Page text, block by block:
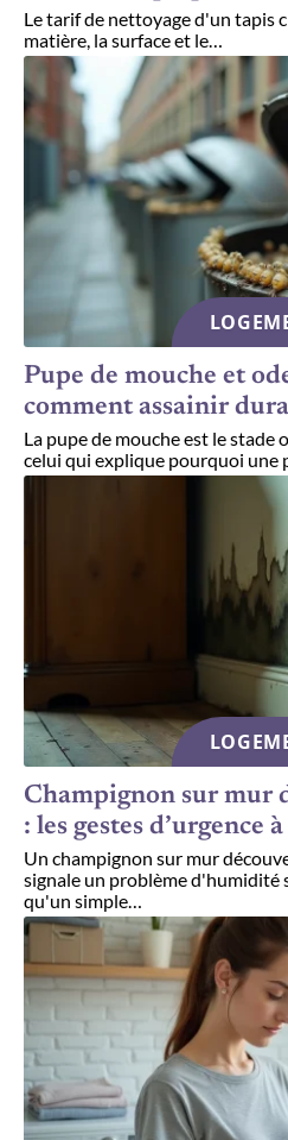
Le tarif de nettoyage d'un tapis
matière, la surface et le…
Pupe de mouche et
comment assainir
La pupe de mouche est le stade
celui qui explique pourquoi une
Champignon sur mur
: les gestes d’urgence
Un champignon sur mur
signale un problème d'humidité
qu'un simple